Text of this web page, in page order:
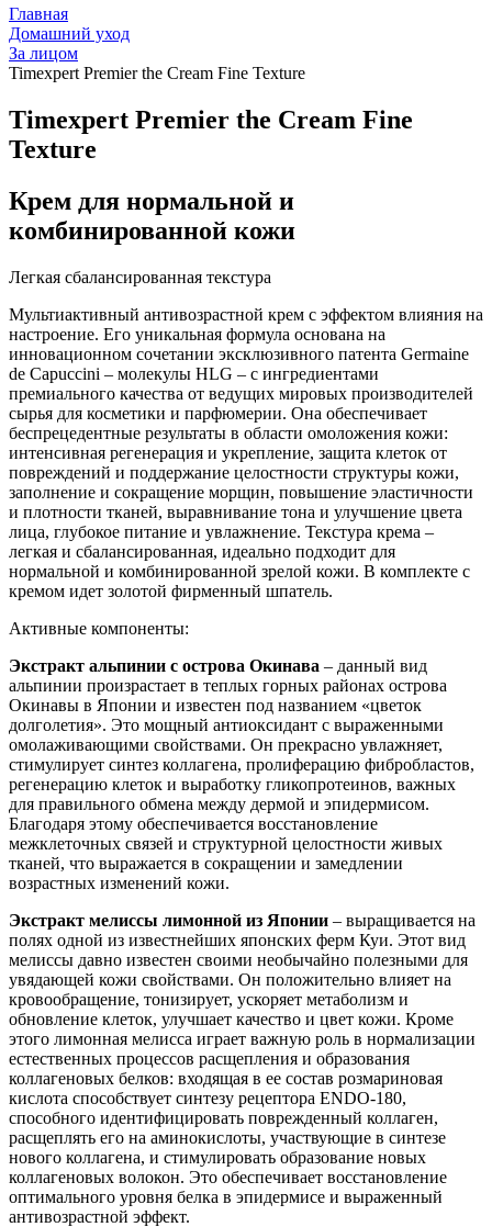
Главная
Домашний уход
За лицом
Timexpert Premier the Cream Fine Texture
Timexpert Premier the Cream Fine
Texture
Крем для нормальной и
комбинированной кожи
Легкая сбалансированная текстура
Мультиактивный антивозрастной крем с эффектом влияния на
настроение. Его уникальная формула основана на
инновационном сочетании эксклюзивного патента Germaine
de Capuccini – молекулы HLG – с ингредиентами
премиального качества от ведущих мировых производителей
сырья для косметики и парфюмерии. Она обеспечивает
беспрецедентные результаты в области омоложения кожи:
интенсивная регенерация и укрепление, защита клеток от
повреждений и поддержание целостности структуры кожи,
заполнение и сокращение морщин, повышение эластичности
и плотности тканей, выравнивание тона и улучшение цвета
лица, глубокое питание и увлажнение. Текстура крема –
легкая и сбалансированная, идеально подходит для
нормальной и комбинированной зрелой кожи. В комплекте с
кремом идет золотой фирменный шпатель.
Активные компоненты:
Экстракт альпинии с острова Окинава – данный вид
альпинии произрастает в теплых горных районах острова
Окинавы в Японии и известен под названием «цветок
долголетия». Это мощный антиоксидант с выраженными
омолаживающими свойствами. Он прекрасно увлажняет,
стимулирует синтез коллагена, пролиферацию фибробластов,
регенерацию клеток и выработку гликопротеинов, важных
для правильного обмена между дермой и эпидермисом.
Благодаря этому обеспечивается восстановление
межклеточных связей и структурной целостности живых
тканей, что выражается в сокращении и замедлении
возрастных изменений кожи.
Экстракт мелиссы лимонной из Японии – выращивается на
полях одной из известнейших японских ферм Куи. Этот вид
мелиссы давно известен своими необычайно полезными для
увядающей кожи свойствами. Он положительно влияет на
кровообращение, тонизирует, ускоряет метаболизм и
обновление клеток, улучшает качество и цвет кожи. Кроме
этого лимонная мелисса играет важную роль в нормализации
естественных процессов расщепления и образования
коллагеновых белков: входящая в ее состав розмариновая
кислота способствует синтезу рецептора ENDO-180,
способного идентифицировать поврежденный коллаген,
расщеплять его на аминокислоты, участвующие в синтезе
нового коллагена, и стимулировать образование новых
коллагеновых волокон. Это обеспечивает восстановление
оптимального уровня белка в эпидермисе и выраженный
антивозрастной эффект.